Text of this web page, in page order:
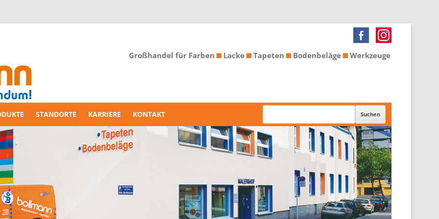
Großhandel für Farben Lacke Tapeten Bodenbeläge Werkzeuge
STANDORTE KARRIERE KONTAKT